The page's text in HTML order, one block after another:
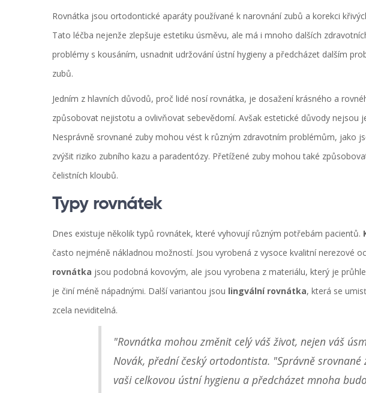
Rovnátka jsou ortodontické aparáty používané k narovnání zubů a korekci
Tato léčba nejenže zlepšuje estetiku úsměvu, ale má i mnoho dalších
problémy s kousáním, usnadnit udržování ústní hygieny a předcházet dalším
zubů.
Jedním z hlavních důvodů, proč lidé nosí rovnátka, je dosažení krásného a
způsobovat nejistotu a ovlivňovat sebevědomí. Avšak estetické důvody nejsou
Nesprávně srovnané zuby mohou vést k různým zdravotním problémům, jako
zvýšit riziko zubního kazu a paradentózy. Přetížené zuby mohou také
čelistních kloubů.
Typy rovnátek
Dnes existuje několik typů rovnátek, které vyhovují různým potřebám pacientů.
často nejméně nákladnou možností. Jsou vyrobená z vysoce kvalitní nerezové
rovnátka jsou podobná kovovým, ale jsou vyrobena z materiálu, který je
je činí méně nápadnými. Další variantou jsou lingvální rovnátka, která se
zcela neviditelná.
"Rovnátka mohou změnit celý váš život, nejen váš
Novák, přední český ortodontista. "Správně srovnané
vaši celkovou ústní hygienu a předcházet mnoha